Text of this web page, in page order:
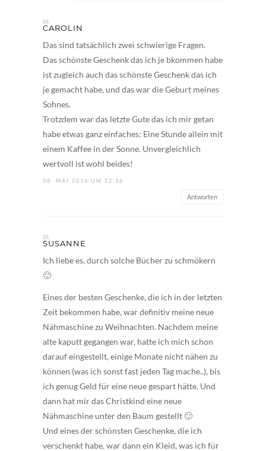
CAROLIN
Das sind tatsächlich zwei schwierige Fragen.
Das schönste Geschenk das ich je bkommen habe
ist zugleich auch das schönste Geschenk das ich
je gemacht habe, und das war die Geburt meines
Sohnes.
Trotzdem war das letzte Gute das ich mir getan
habe etwas ganz einfaches: Eine Stunde allein mit
einem Kaffee in der Sonne. Unvergleichlich
wertvoll ist wohl beides!
08. MAI 2014 UM 12:36
Antworten
SUSANNE
Ich liebe es, durch solche Bücher zu schmökern
🙂
Eines der besten Geschenke, die ich in der letzten
Zeit bekommen habe, war definitiv meine neue
Nähmaschine zu Weihnachten. Nachdem meine
alte kaputt gegangen war, hatte ich mich schon
darauf eingestellt, einige Monate nicht nähen zu
können (was ich sonst fast jeden Tag mache..), bis
ich genug Geld für eine neue gespart hätte. Und
dann hat mir das Christkind eine neue
Nähmaschine unter den Baum gestellt 🙂
Und eines der schönsten Geschenke, die ich
verschenkt habe, war dann ein Kleid, was ich für